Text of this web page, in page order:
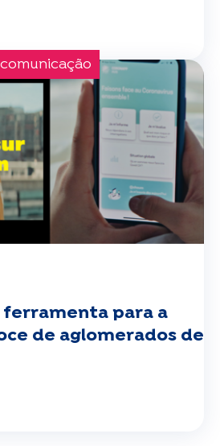
ferramenta para a
de aglomerados de